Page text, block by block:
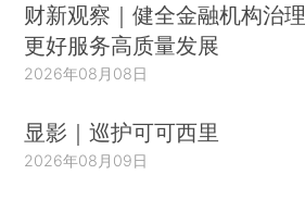
财新观察｜健全金融机构治理
更好服务高质量发展
2026年08月08日
显影｜巡护可可西里
2026年08月09日